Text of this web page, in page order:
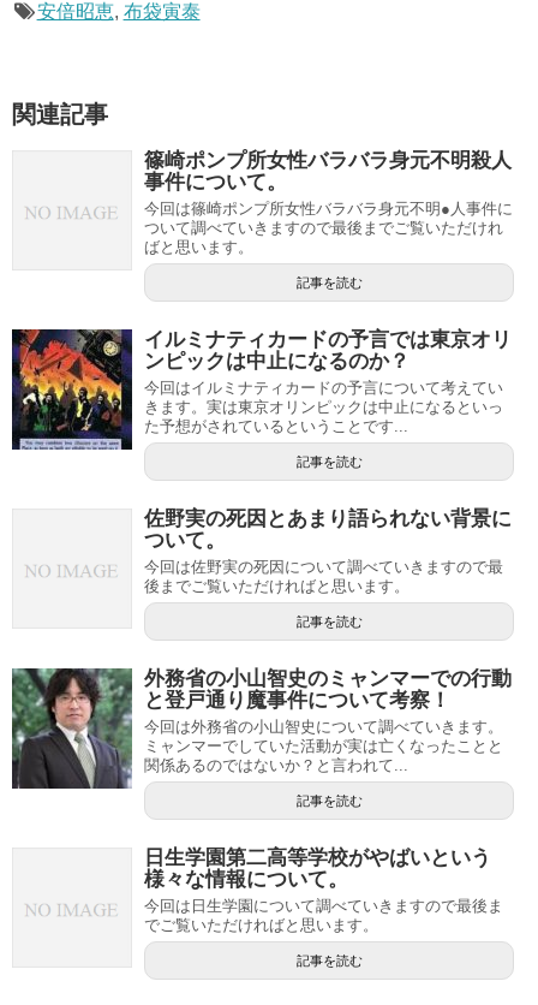
安倍昭恵, 布袋寅泰
関連記事
篠崎ポンプ所女性バラバラ身元不明殺人
事件について。
今回は篠崎ポンプ所女性バラバラ身元不明●人事件に
ついて調べていきますので最後までご覧いただけれ
ばと思います。
記事を読む
イルミナティカードの予言では東京オリ
ンピックは中止になるのか？
今回はイルミナティカードの予言について考えてい
きます。実は東京オリンピックは中止になるといっ
た予想がされているということです...
記事を読む
佐野実の死因とあまり語られない背景に
ついて。
今回は佐野実の死因について調べていきますので最
後までご覧いただければと思います。
記事を読む
外務省の小山智史のミャンマーでの行動
と登戸通り魔事件について考察！
今回は外務省の小山智史について調べていきます。
ミャンマーでしていた活動が実は亡くなったことと
関係あるのではないか？と言われて...
記事を読む
日生学園第二高等学校がやばいという
様々な情報について。
今回は日生学園について調べていきますので最後ま
でご覧いただければと思います。
記事を読む